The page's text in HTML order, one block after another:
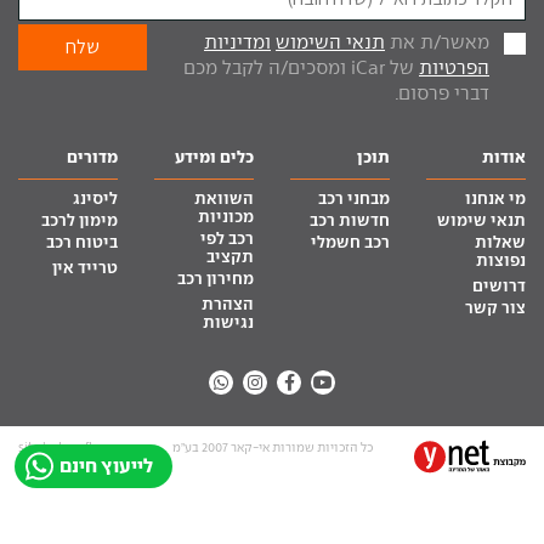
לייעוץ חינם
מאשר/ת את תנאי השימוש ומדיניות
הפרטיות
של iCar ומסכים/ה לקבל מכם
דברי פרסום.
אודות
מי אנחנו
תנאי שימוש
שאלות
נפוצות
דרושים
צור קשר
תוכן
מבחני רכב
חדשות רכב
רכב חשמלי
כלים ומידע
השוואת
מכוניות
רכב לפי
תקציב
מחירון רכב
הצהרת
נגישות
מדורים
ליסינג
מימון לרכב
ביטוח רכב
טרייד אין
כל הזכויות שמורות אי-קאר 2007 בע”מ site by tq.soft